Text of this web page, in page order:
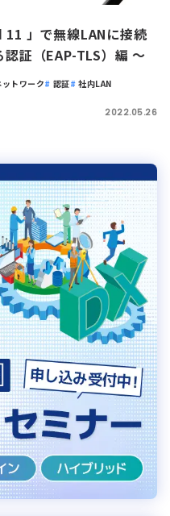
11 」で無線LANに接続
証（EAP-TLS）編 ～
ットワーク 認証
社内LAN
2022.05.26